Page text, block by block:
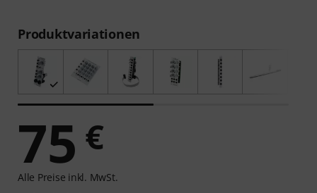
Produktvariationen
75 €
Alle Preise inkl. MwSt.